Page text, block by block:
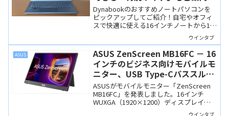
【2025/2026 年末年始版】
Dynabookのおすすめノートパソコンを
ピックアップしてご紹介！自宅やオフィ
スで快適に使える16インチノートから1キ
ロを切る超軽量なモバイルノートまで、
国内大手メーカーのDynabookで選べば
安心！
ウインタブ
ASUS
ASUS ZenScreen MB16FC － 16
インチのビジネス向けモバイルモ
ニター、USB Type-Cパススルー
充電に対応しキックスタンドも搭
載
ASUSがモバイルモニター「ZenScreen
MB16FC」を発表しました。16インチ
WUXGA（1920×1200）ディスプレイを
搭載し、USB Type-C接続による映像出力
ウインタブ